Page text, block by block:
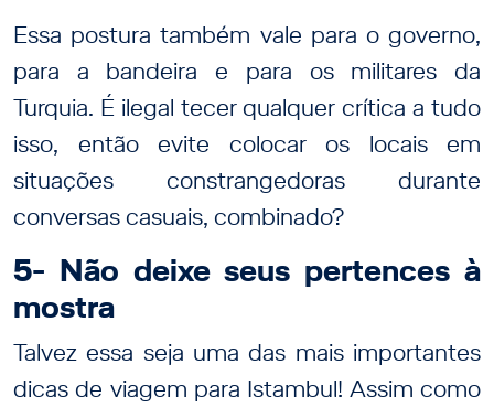
Essa postura também vale para o governo,
para a bandeira e para os militares da
Turquia. É ilegal tecer qualquer crítica a tudo
isso, então evite colocar os locais em
situações constrangedoras durante
conversas casuais, combinado?
5- Não deixe seus pertences à
mostra
Talvez essa seja uma das mais importantes
dicas de viagem para Istambul! Assim como